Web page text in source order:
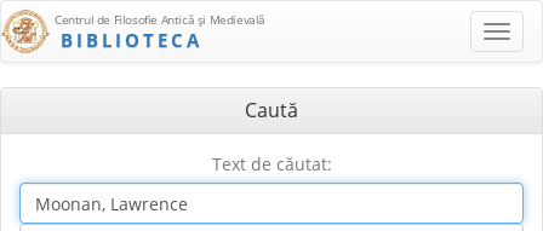
Centrul de Filosofie Antică şi Medievală
BIBLIOTECA
Caută
Text de căutat: